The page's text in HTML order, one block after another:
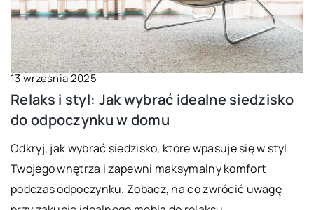
13 września 2025
Relaks i styl: Jak wybrać idealne siedzisko
do odpoczynku w domu
Odkryj, jak wybrać siedzisko, które wpasuje się w styl
Twojego wnętrza i zapewni maksymalny komfort
podczas odpoczynku. Zobacz, na co zwrócić uwagę